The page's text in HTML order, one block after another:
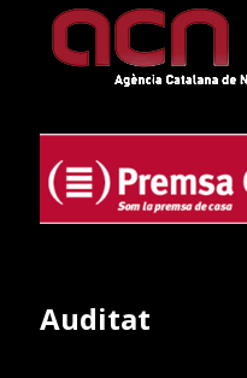
Auditat